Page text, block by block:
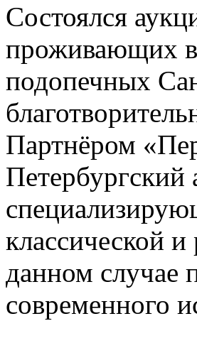
Состоялся
проживающих в
подопечных
Партнёром
классической
данном случае
современного